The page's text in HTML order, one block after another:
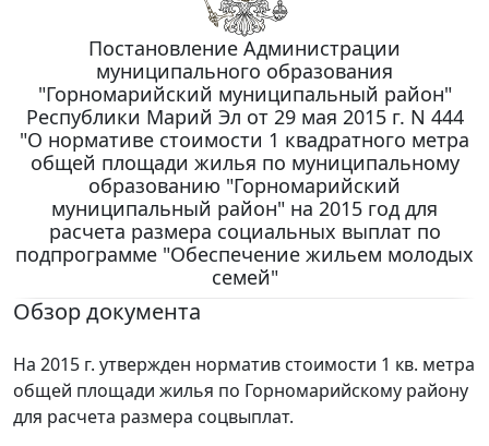
Постановление Администрации
муниципального образования
"Горномарийский муниципальный район"
Республики Марий Эл от 29 мая 2015 г. N 444
"О нормативе стоимости 1 квадратного метра
общей площади жилья по муниципальному
образованию "Горномарийский
муниципальный район" на 2015 год для
расчета размера социальных выплат по
подпрограмме "Обеспечение жильем молодых
семей"
Обзор документа
На 2015 г. утвержден норматив стоимости 1 кв. метра
общей площади жилья по Горномарийскому району
для расчета размера соцвыплат.